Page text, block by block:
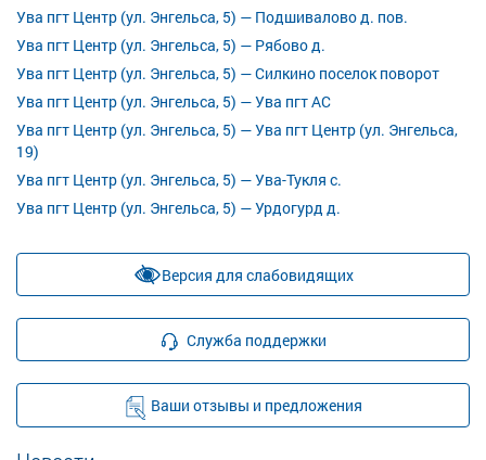
Ува пгт Центр (ул. Энгельса, 5) — Подшивалово д. пов.
Ува пгт Центр (ул. Энгельса, 5) — Рябово д.
Ува пгт Центр (ул. Энгельса, 5) — Силкино поселок поворот
Ува пгт Центр (ул. Энгельса, 5) — Ува пгт АС
Ува пгт Центр (ул. Энгельса, 5) — Ува пгт Центр (ул. Энгельса,
19)
Ува пгт Центр (ул. Энгельса, 5) — Ува-Тукля с.
Ува пгт Центр (ул. Энгельса, 5) — Урдогурд д.
Версия для слабовидящих
Служба поддержки
Ваши отзывы и предложения